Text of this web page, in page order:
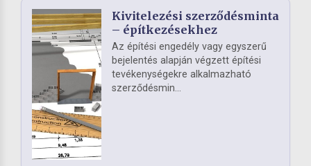
Kivitelezési szerződésminta
– építkezésekhez
Az építési engedély vagy egyszerű
bejelentés alapján végzett építési
tevékenységekre alkalmazható
szerződésmin...